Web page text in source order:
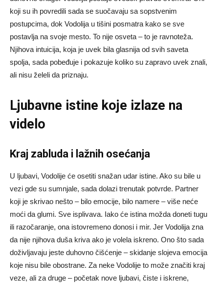
koji su ih povredili sada se suočavaju sa sopstvenim
postupcima, dok Vodolija u tišini posmatra kako se sve
postavlja na svoje mesto. To nije osveta – to je ravnoteža.
Njihova intuicija, koja je uvek bila glasnija od svih saveta
spolja, sada pobeđuje i pokazuje koliko su zapravo uvek znali,
ali nisu želeli da priznaju.
Ljubavne istine koje izlaze na
videlo
Kraj zabluda i lažnih osećanja
U ljubavi, Vodolije će osetiti snažan udar istine. Ako su bile u
vezi gde su sumnjale, sada dolazi trenutak potvrde. Partner
koji je skrivao nešto – bilo emocije, bilo namere – više neće
moći da glumi. Sve isplivava. Iako će istina možda doneti tugu
ili razočaranje, ona istovremeno donosi i mir. Jer Vodolija zna
da nije njihova duša kriva ako je volela iskreno. Ono što sada
doživljavaju jeste duhovno čišćenje – skidanje slojeva emocija
koje nisu bile obostrane. Za neke Vodolije to može značiti kraj
veze, ali za druge – početak nove ljubavi, čiste i iskrene,